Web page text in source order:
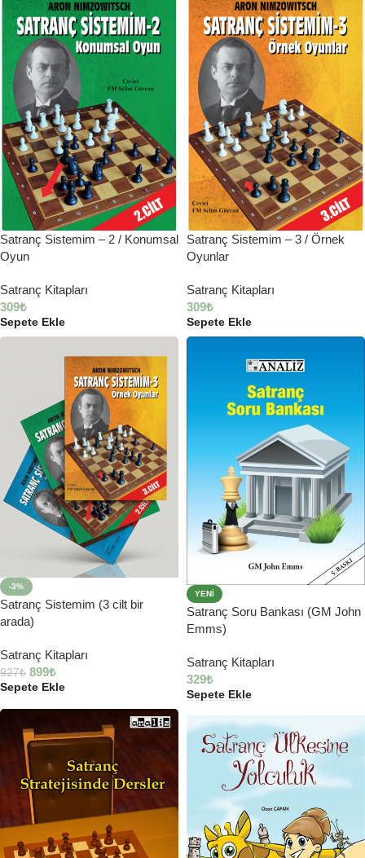
Satranç Sistemim – 2 / Konumsal
Oyun
Satranç Kitapları
309₺
Sepete Ekle
Satranç Sistemim – 3 / Örnek
Oyunlar
Satranç Kitapları
309₺
Sepete Ekle
-3%
Satranç Sistemim (3 cilt bir
arada)
Satranç Kitapları
927₺ 899₺
Sepete Ekle
YENI
Satranç Soru Bankası (GM John
Emms)
Satranç Kitapları
329₺
Sepete Ekle